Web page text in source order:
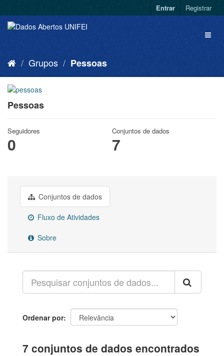
Entrar Registrar
Grupos Pessoas
Pessoas
Seguidores
0
Conjuntos de dados
7
Conjuntos de dados
Fluxo de Atividades
Sobre
Ordenar por
7 conjuntos de dados encontrados